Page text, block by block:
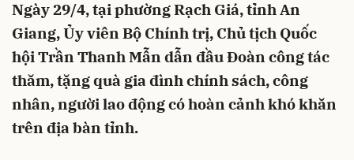
Ngày 29/4, tại phường Rạch Giá, tỉnh An
Giang, Ủy viên Bộ Chính trị, Chủ tịch Quốc
hội Trần Thanh Mẫn dẫn đầu Đoàn công tác
thăm, tặng quà gia đình chính sách, công
nhân, người lao động có hoàn cảnh khó khăn
trên địa bàn tỉnh.